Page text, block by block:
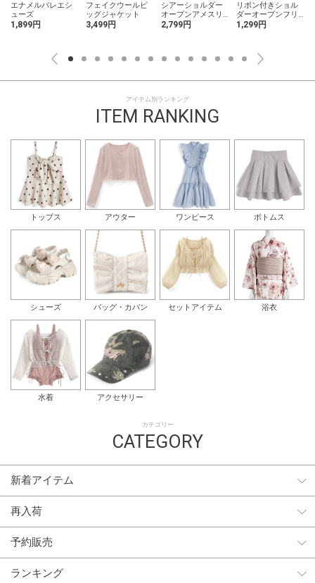
エナメルバレエシ
ューズ
1,899円
フェイクウールビ
ッグジャケット
3,499円
シアーショルダー
オープンアメスリ
ティアードミニワ
2,799円
リボン付きショル
ダーオープンフリ
ルブラウス
1,299円
アイテム別ランキング
ITEM RANKING
トップス アウター ワンピース ボトムス
シューズ バッグ・カバン セットアイテム 浴衣
水着 アクセサリー
カテゴリー
CATEGORY
新着アイテム
再入荷
予約販売
ランキング